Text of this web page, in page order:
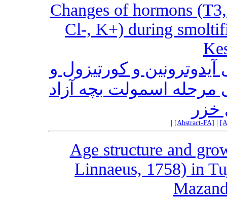
Changes of hormons
Cl-, K+) during
و کورتیزول و
اسمولت بچه آزاد
خزر
[Abstract-FA]
Age structure and
Linnaeus, 1758) in